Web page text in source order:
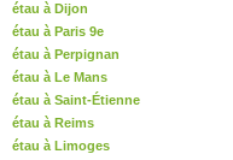
étau à Dijon
étau à Paris 9e
étau à Perpignan
étau à Le Mans
étau à Saint-Étienne
étau à Reims
étau à Limoges